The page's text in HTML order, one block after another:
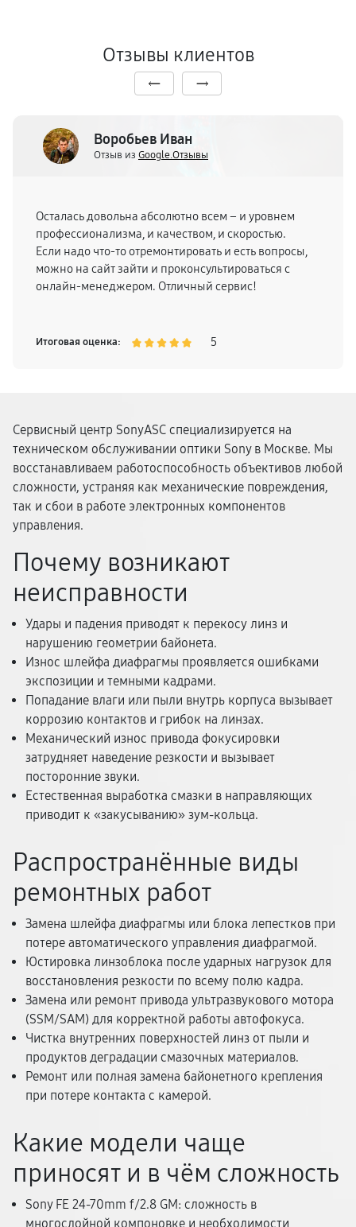
Отзывы клиентов
Воробьев Иван
Отзыв из Google.Отзывы
Осталась довольна абсолютно всем – и уровнем
профессионализма, и качеством, и скоростью.
Если надо что-то отремонтировать и есть вопросы,
можно на сайт зайти и проконсультироваться с
онлайн-менеджером. Отличный сервис!
Итоговая оценка: 5
Сервисный центр SonyASC специализируется на
техническом обслуживании оптики Sony в Москве. Мы
восстанавливаем работоспособность объективов любой
сложности, устраняя как механические повреждения,
так и сбои в работе электронных компонентов
управления.
Почему возникают
неисправности
Удары и падения приводят к перекосу линз и
нарушению геометрии байонета.
Износ шлейфа диафрагмы проявляется ошибками
экспозиции и темными кадрами.
Попадание влаги или пыли внутрь корпуса вызывает
коррозию контактов и грибок на линзах.
Механический износ привода фокусировки
затрудняет наведение резкости и вызывает
посторонние звуки.
Естественная выработка смазки в направляющих
приводит к «закусыванию» зум-кольца.
Распространённые виды
ремонтных работ
Замена шлейфа диафрагмы или блока лепестков при
потере автоматического управления диафрагмой.
Юстировка линзоблока после ударных нагрузок для
восстановления резкости по всему полю кадра.
Замена или ремонт привода ультразвукового мотора
(SSM/SAM) для корректной работы автофокуса.
Чистка внутренних поверхностей линз от пыли и
продуктов деградации смазочных материалов.
Ремонт или полная замена байонетного крепления
при потере контакта с камерой.
Какие модели чаще
приносят и в чём сложность
Sony FE 24-70mm f/2.8 GM: сложность в
многослойной компоновке и необходимости